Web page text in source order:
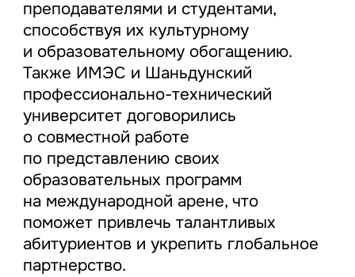
преподавателями и студентами,
способствуя их культурному
и образовательному обогащению.
Также ИМЭС и Шаньдунский
профессионально-технический
университет договорились
о совместной работе
по представлению своих
образовательных программ
на международной арене, что
поможет привлечь талантливых
абитуриентов и укрепить глобальное
партнерство.